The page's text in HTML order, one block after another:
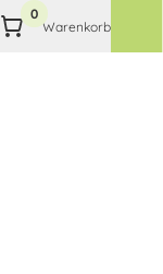
0
Warenkorb